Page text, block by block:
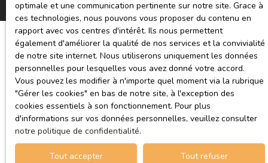
JE RECHERCHE UN BIEN
Vente appartement Paris (75010)
Vente appartement La Courneuve (93120)
Vente appartement
Vente appartement Paris (75011)
optimale et une communication pertinente sur notre site. Grace à
ces technologies, nous pouvons vous proposer du contenu en
rapport avec vos centres d'intérêt. Ils nous permettent
également d'améliorer la qualité de nos services et la convivialité
de notre site internet. Nous utiliserons uniquement les données
personnelles pour lesquelles vous avez donné votre accord.
Vous pouvez les modifier à n'importe quel moment via la rubrique
″Gérer les cookies″ en bas de notre site, à l'exception des
cookies essentiels à son fonctionnement. Pour plus
d'informations sur vos données personnelles, veuillez consulter
notre politique de confidentialité.
Tout accepter Tout refuser